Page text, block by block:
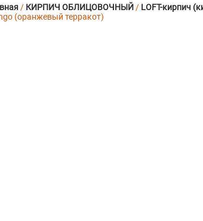
/ КИРПИЧ ОБЛИЦОВОЧНЫЙ/ LOFT-кирпич
(оранжевый терракот)